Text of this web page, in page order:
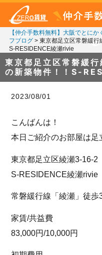
【仲介手数料無料】大阪でとに
フブログ> 東京都足立区常磐緩行
S-RESIDENCE綾瀬rivie
東京都足立区常磐緩
の新築物件！！S-
2023/08/01
こんばんは！
本日ご紹介のお部屋は足
東京都足立区綾瀬3-16-2
S-RESIDENCE綾瀬rivie
常磐緩行線「綾瀬」徒歩
家賃/共益費
83,000円/10,000円